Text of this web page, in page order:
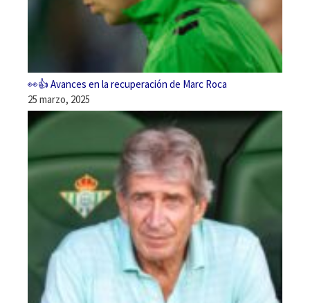
👀👍 Avances en la recuperación de Marc Roca
25 marzo, 2025